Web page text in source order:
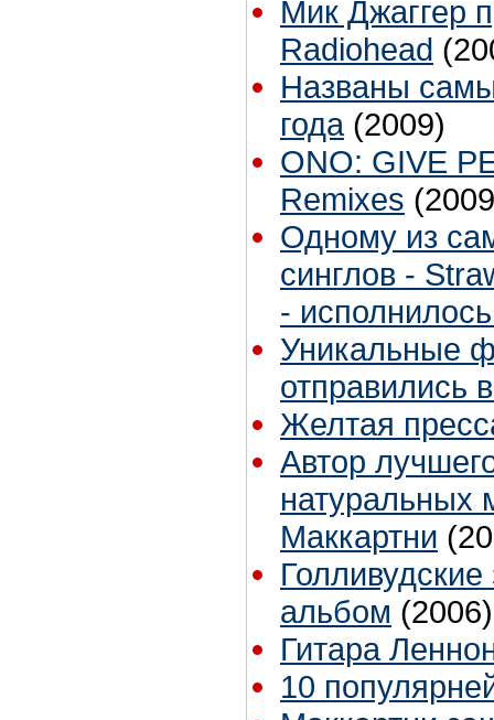
Мик Джаггер
Radiohead
Названы
года (2009)
ONO: GIVE
Remixes
Одному из
синглов -
-
Уникальные
отправились
Желтая
Автор
натуральных
Маккартни
альбом (2006)
Гитара
10